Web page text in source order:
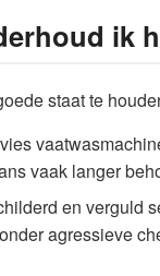
ik
staat te
vaak langer
en verguld
agressieve